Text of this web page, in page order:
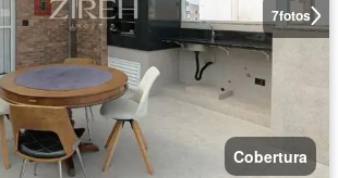
7fotos
Cobertura